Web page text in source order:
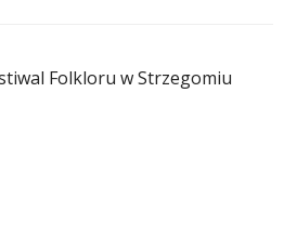
Folkloru w Strzegomiu